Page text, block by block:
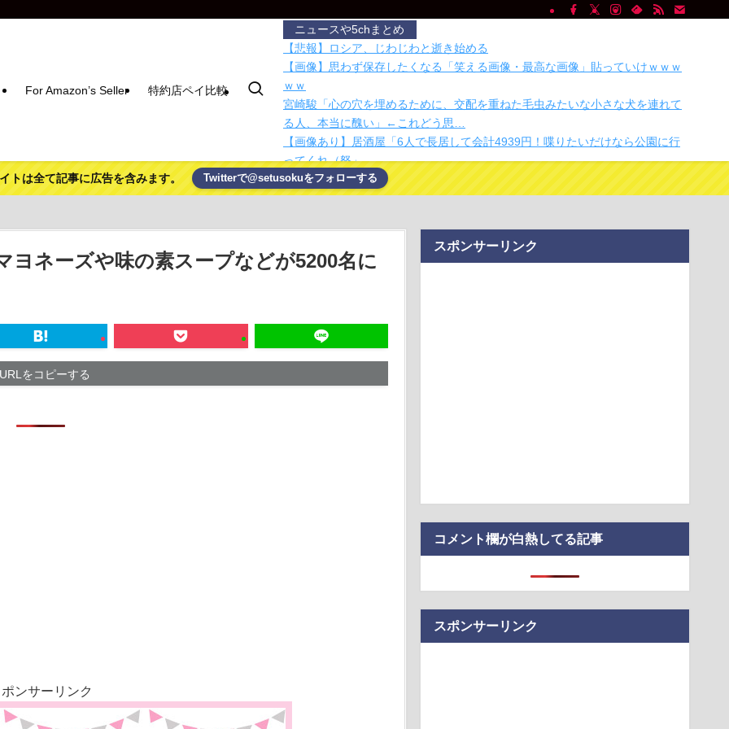
For Amazon’s Seller 特約店ペイ比較
ニュースや5chまとめ
【悲報】ロシア、じわじわと逝き始める
【画像】思わず保存したくなる「笑える画像・最高な画像」貼っていけｗｗｗ
ｗｗ
宮崎駿「心の穴を埋めるために、交配を重ねた毛虫みたいな小さな犬を連れて
る人、本当に醜い」←これどう思…
【画像あり】居酒屋「6人で長居して会計4939円！喋りたいだけなら公園に行
ってくれ（怒」
Nintendo Switch 2のプレイ動画をリニアPCMサラウンドで録画する方法、
Blackma…
が停止してい…
【Mステ】西川貴教さん 魅惑のマーメイドすぎるｗｗｗｗｗｗｗｗ
国税局職員（25）、税務調査で知り合った納税者の自宅に出入りしお小遣い1億
竿を使わない釣り？ 手のひらサイズの釣り竿でフィッシング
賃上げしない企業 過去最多ペースで倒産へ
た 宮崎は全身打撲、頭部裂…
トは全て記事に広告を含みます。 Twitterで@setusokuをフォローする
ヨネーズや味の素スープなどが5200名に
URLをコピーする
ンサーリンク
スポンサーリンク
コメント欄が白熱してる記事
スポンサーリンク